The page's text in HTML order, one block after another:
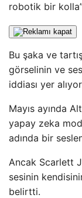
robotik bir
Bu şaka ve
görselinin ve
iddiası yer
Mayıs ayında
yapay zeka
adında bir
Ancak Scarlett
sesinin
belirtti.